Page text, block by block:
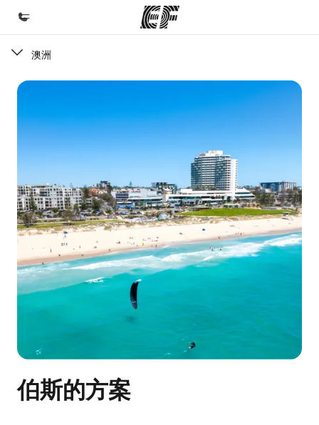
歡迎來到EF
課程
查找您附近的辦公室
關於我們
公司資訊
徵才
加入我們
澳洲
伯斯的方案